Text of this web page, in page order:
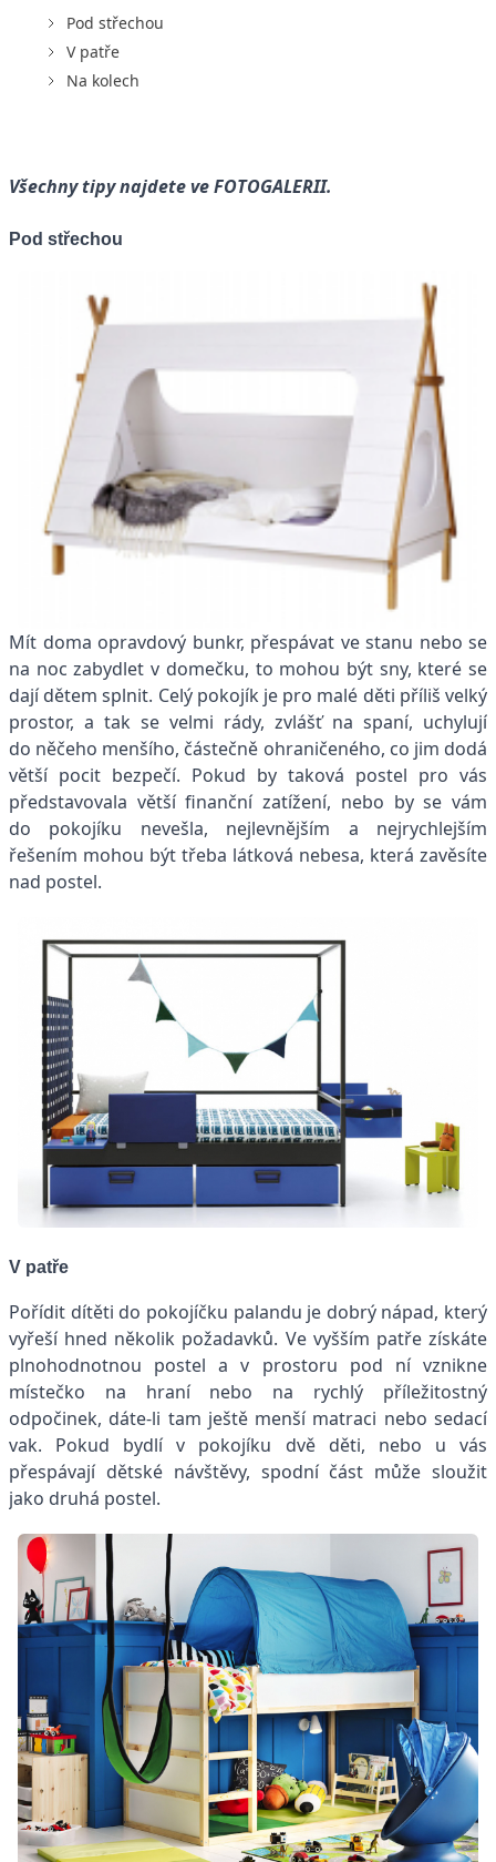
Pod střechou
V patře
Na kolech
Všechny tipy najdete ve FOTOGALERII.
Pod střechou
Mít doma opravdový bunkr, přespávat ve stanu nebo se
na noc zabydlet v domečku, to mohou být sny, které se
dají dětem splnit. Celý pokojík je pro malé děti příliš velký
prostor, a tak se velmi rády, zvlášť na spaní, uchylují
do něčeho menšího, částečně ohraničeného, co jim dodá
větší pocit bezpečí. Pokud by taková postel pro vás
představovala větší finanční zatížení, nebo by se vám
do pokojíku nevešla, nejlevnějším a nejrychlejším
řešením mohou být třeba látková nebesa, která zavěsíte
nad postel.
V patře
Pořídit dítěti do pokojíčku palandu je dobrý nápad, který
vyřeší hned několik požadavků. Ve vyšším patře získáte
plnohodnotnou postel a v prostoru pod ní vznikne
místečko na hraní nebo na rychlý příležitostný
odpočinek, dáte-li tam ještě menší matraci nebo sedací
vak. Pokud bydlí v pokojíku dvě děti, nebo u vás
přespávají dětské návštěvy, spodní část může sloužit
jako druhá postel.